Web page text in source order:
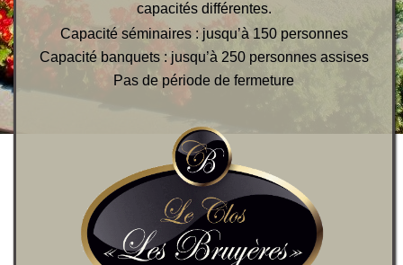
capacités différentes.
Capacité séminaires : jusqu’à 150 personnes
Capacité banquets : jusqu’à 250 personnes assises
Pas de période de fermeture